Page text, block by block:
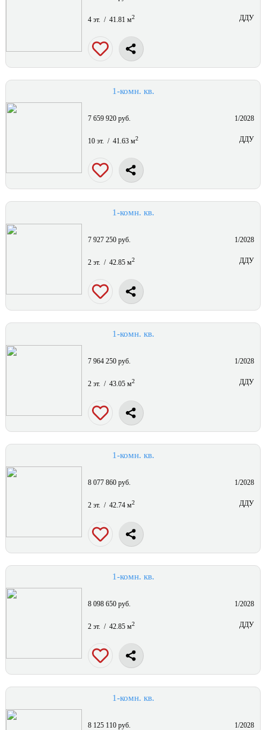
4 эт. / 41.81 м2 ДДУ
1-комн. кв.
7 659 920 руб. 1/2028
10 эт. / 41.63 м2 ДДУ
1-комн. кв.
7 927 250 руб. 1/2028
2 эт. / 42.85 м2 ДДУ
1-комн. кв.
7 964 250 руб. 1/2028
2 эт. / 43.05 м2 ДДУ
1-комн. кв.
8 077 860 руб. 1/2028
2 эт. / 42.74 м2 ДДУ
1-комн. кв.
8 098 650 руб. 1/2028
2 эт. / 42.85 м2 ДДУ
1-комн. кв.
8 125 110 руб. 1/2028